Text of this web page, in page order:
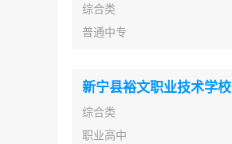
综合类
普通中专
新宁县裕文职业技术学校
综合类
职业高中